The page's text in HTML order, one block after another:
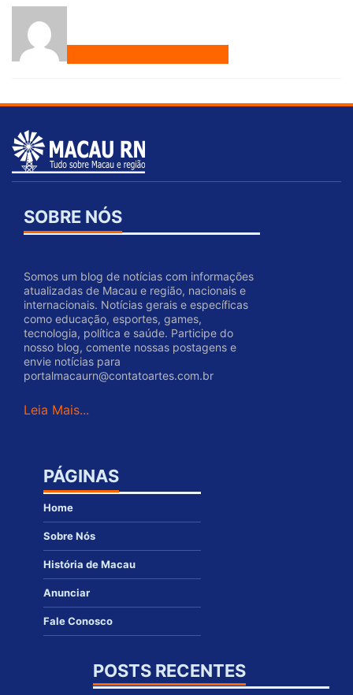
SOBRE NÓS
Somos um blog de notícias com informações
atualizadas de Macau e região, nacionais e
internacionais. Notícias gerais e específicas
como educação, esportes, games,
tecnologia, política e saúde. Participe do
nosso blog, comente nossas postagens e
envie notícias para
portalmacaurn@contatoartes.com.br
Leia Mais...
PÁGINAS
Home
Sobre Nós
História de Macau
Anunciar
Fale Conosco
POSTS RECENTES